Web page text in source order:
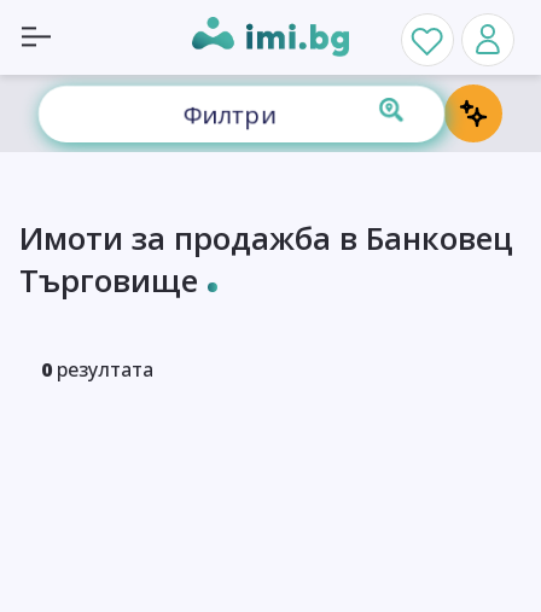
Филтри
Имоти за продажба в Банковец
Търговище
0 резултата